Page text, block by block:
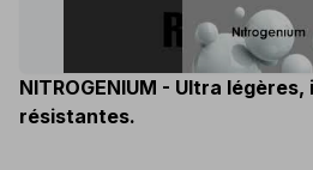
NITROGENIUM - Ultra
résistantes.